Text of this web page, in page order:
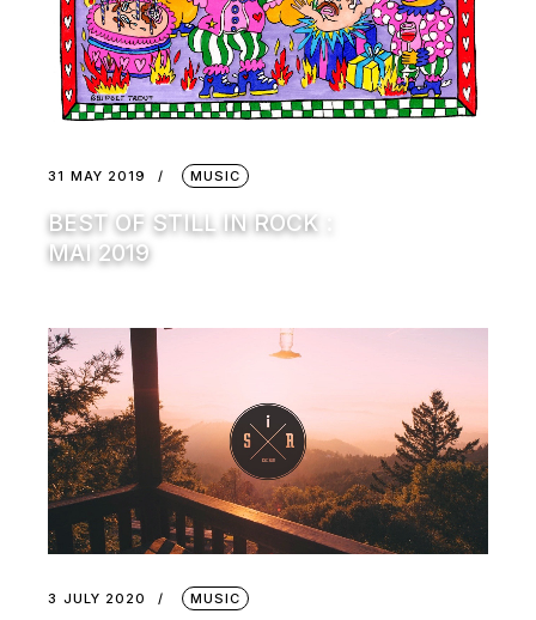
31 MAY 2019 MUSIC
BEST OF STILL IN ROCK :
MAI 2019
3 JULY 2020 MUSIC